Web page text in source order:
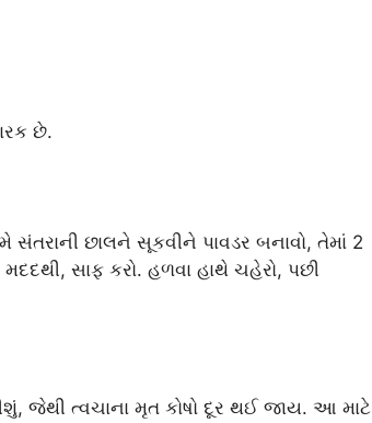
છે.
છાલને સૂકવીને પાવડર બનાવો, તેમાં 2
સાફ કરો. હળવા હાથે ચહેરો, પછી
જેથી ત્વચાના મૃત કોષો દૂર થઈ જાય. આ માટે